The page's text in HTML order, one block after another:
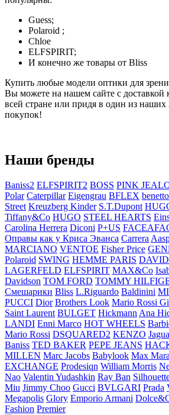
Guess;
Polaroid ;
Chloe
ELFSPIRIT;
И конечно же товары от Bliss
Купить любые модели оптики для
Вы можете на нашем сайте с доставкой
всей стране или придя в один из
покупок!
Наши бренды
Baniss2 ELFSPIRIT2 BOSS PINK
Polar Caterpillar Eigengrau BFLEX
Street Kreuzberg Kinder S.T.Dupont
Tiffany&Co HUGO STEEL HEARTS
Carolina Herrera Diconi P+US
Оправы как у Криса Эванса Carrera
MARCIANO VENTOE Fisher Price
Polaroid SWING HEMME PARIS
LAGERFELD ELFSPIRIT MAX&Co
Davidson TOM FORD TOMMY
Смешарики Bliss L.Riguardo Baldinini
PUCCI Dior Brothers Look Mario Rossi
Saint Laurent BULGET Hickmann Ana
LANDI Enni Marco HOT WHEELS
Mario Rossi DSQUARED2 KENZO
Baniss TED BAKER PEPE JEANS
MILLEN Marc Jacobs Babylook Max Mara
EXCHANGE Prodesiqn William Morris
Nao Valentin Yudashkin Ray Ban
Miu Jimmy Choo Gucci BVLGARI Prada
Megapolis Glory Emporio Armani
Fashion Premier